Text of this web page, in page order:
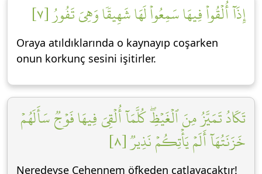
إِذَآ أُلۡقُواْ فِيهَا سَمِعُواْ لَهَا شَهِيقٗا وَهِيَ تَفُورُ [٧]
Oraya atıldıklarında o kaynayıp coşarken
onun korkunç sesini işitirler.
تَكَادُ تَمَيَّزُ مِنَ ٱلۡغَيۡظِۖ كُلَّمَآ أُلۡقِيَ فِيهَا فَوۡجٞ سَأَلَهُمۡ
خَزَنَتُهَآ أَلَمۡ يَأۡتِكُمۡ نَذِيرٞ [٨]
Neredeyse Cehennem öfkeden çatlayacaktır!